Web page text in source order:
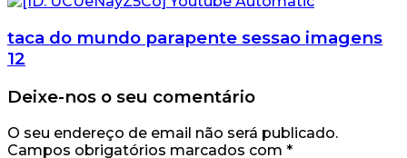
taca do mundo parapente sessao imagens
12
Deixe-nos o seu comentário
O seu endereço de email não será publicado.
Campos obrigatórios marcados com *